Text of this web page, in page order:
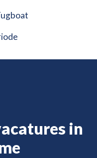
in